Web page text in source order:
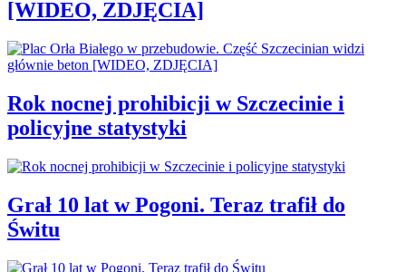
[WIDEO, ZDJĘCIA]
Rok nocnej prohibicji w Szczecinie i
policyjne statystyki
Grał 10 lat w Pogoni. Teraz trafił do
Świtu